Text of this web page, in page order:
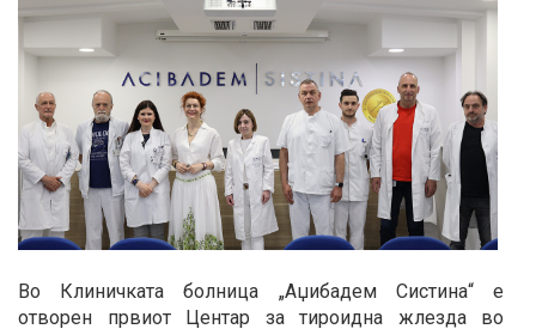
Во Клиничката болница „Аџибадем Систина“ е
отворен првиот Центар за тироидна жлезда во